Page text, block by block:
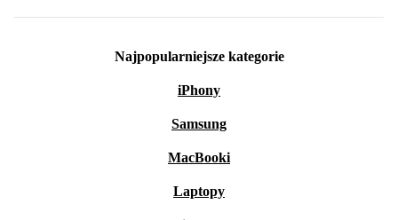
Najpopularniejsze kategorie
iPhony
Samsung
MacBooki
Laptopy